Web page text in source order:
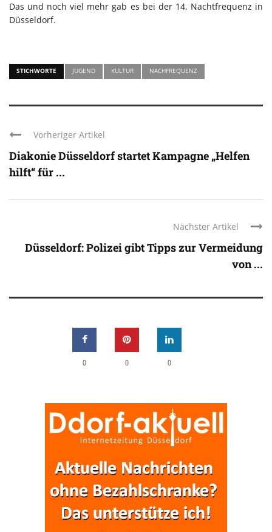
Das und noch viel mehr gab es bei der 14. Nachtfrequenz in
Düsseldorf.
STICHWORTE JUGEND KULTUR NACHFREQUENZ
Vorheriger Artikel
Diakonie Düsseldorf startet Kampagne „Helfen
hilft“ für ...
Nächster Artikel
Düsseldorf: Polizei gibt Tipps zur Vermeidung
von ...
0 0 0